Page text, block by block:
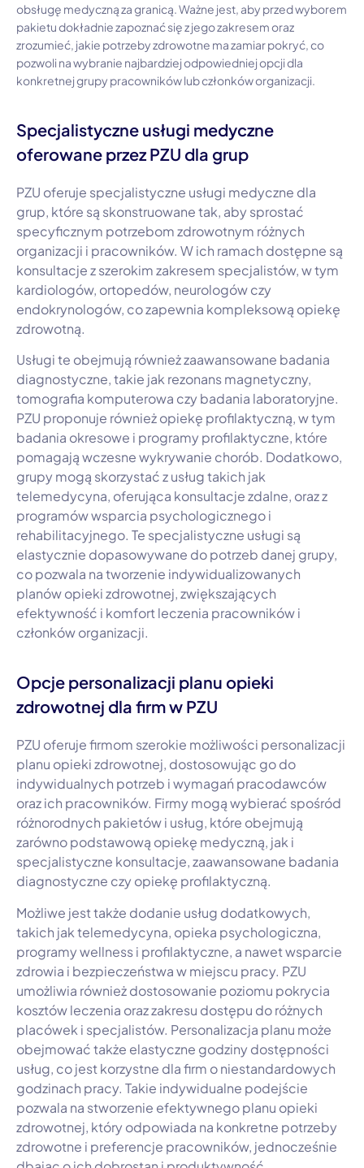
obsługę medyczną za granicą. Ważne jest, aby przed wyborem
pakietu dokładnie zapoznać się z jego zakresem oraz
zrozumieć, jakie potrzeby zdrowotne ma zamiar pokryć, co
pozwoli na wybranie najbardziej odpowiedniej opcji dla
konkretnej grupy pracowników lub członków organizacji.
Specjalistyczne usługi medyczne
oferowane przez PZU dla grup
PZU oferuje specjalistyczne usługi medyczne dla
grup, które są skonstruowane tak, aby sprostać
specyficznym potrzebom zdrowotnym różnych
organizacji i pracowników. W ich ramach dostępne są
konsultacje z szerokim zakresem specjalistów, w tym
kardiologów, ortopedów, neurologów czy
endokrynologów, co zapewnia kompleksową opiekę
zdrowotną.
Usługi te obejmują również zaawansowane badania
diagnostyczne, takie jak rezonans magnetyczny,
tomografia komputerowa czy badania laboratoryjne.
PZU proponuje również opiekę profilaktyczną, w tym
badania okresowe i programy profilaktyczne, które
pomagają wczesne wykrywanie chorób. Dodatkowo,
grupy mogą skorzystać z usług takich jak
telemedycyna, oferująca konsultacje zdalne, oraz z
programów wsparcia psychologicznego i
rehabilitacyjnego. Te specjalistyczne usługi są
elastycznie dopasowywane do potrzeb danej grupy,
co pozwala na tworzenie indywidualizowanych
planów opieki zdrowotnej, zwiększających
efektywność i komfort leczenia pracowników i
członków organizacji.
Opcje personalizacji planu opieki
zdrowotnej dla firm w PZU
PZU oferuje firmom szerokie możliwości personalizacji
planu opieki zdrowotnej, dostosowując go do
indywidualnych potrzeb i wymagań pracodawców
oraz ich pracowników. Firmy mogą wybierać spośród
różnorodnych pakietów i usług, które obejmują
zarówno podstawową opiekę medyczną, jak i
specjalistyczne konsultacje, zaawansowane badania
diagnostyczne czy opiekę profilaktyczną.
Możliwe jest także dodanie usług dodatkowych,
takich jak telemedycyna, opieka psychologiczna,
programy wellness i profilaktyczne, a nawet wsparcie
zdrowia i bezpieczeństwa w miejscu pracy. PZU
umożliwia również dostosowanie poziomu pokrycia
kosztów leczenia oraz zakresu dostępu do różnych
placówek i specjalistów. Personalizacja planu może
obejmować także elastyczne godziny dostępności
usług, co jest korzystne dla firm o niestandardowych
godzinach pracy. Takie indywidualne podejście
pozwala na stworzenie efektywnego planu opieki
zdrowotnej, który odpowiada na konkretne potrzeby
zdrowotne i preferencje pracowników, jednocześnie